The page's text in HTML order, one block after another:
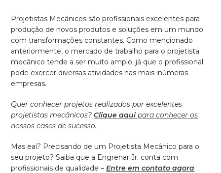
Projetistas Mecânicos são profissionais excelentes para
produção de novos produtos e soluções em um mundo
com transformações constantes. Como mencionado
anteriormente, o mercado de trabalho para o projetista
mecânico tende a ser muito amplo, já que o profissional
pode exercer diversas atividades nas mais inúmeras
empresas.
Quer conhecer projetos realizados por excelentes
projetistas mecânicos?Clique aquipara conhecer os
nossos cases de sucesso.
Mas eaí? Precisando de um Projetista Mecânico para o
seu projeto? Saiba que a Engrenar Jr. conta com
profissionais de qualidade –Entre em contato agora